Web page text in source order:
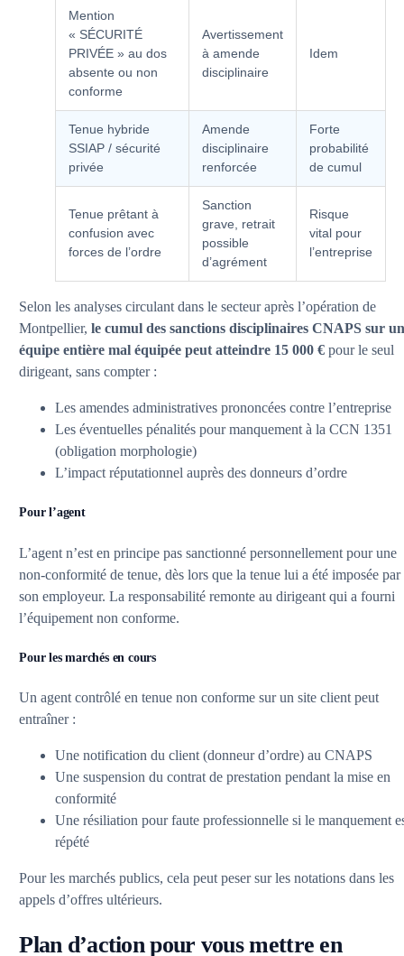
Mention
« SÉCURITÉ
PRIVÉE » au dos
absente ou non
conforme
Avertissement
à amende
disciplinaire
Idem
Tenue hybride
SSIAP / sécurité
privée
Amende
disciplinaire
renforcée
Forte
probabilité
de cumul
Tenue prêtant à
confusion avec
forces de l’ordre
Sanction
grave, retrait
possible
d’agrément
Risque
vital pour
l’entreprise
Selon les analyses circulant dans le secteur après l’opération de
Montpellier,le cumul des sanctions disciplinaires CNAPS sur
équipe entière mal équipée peut atteindre 15 000 € pour le seul
dirigeant, sans compter :
Les amendes administratives prononcées contre l’entreprise
Les éventuelles pénalités pour manquement à la CCN 1351
(obligation morphologie)
L’impact réputationnel auprès des donneurs d’ordre
Pour l’agent
L’agent n’est en principe pas sanctionné personnellement pour une
non-conformité de tenue, dès lors que la tenue lui a été imposée par
son employeur. La responsabilité remonte au dirigeant qui a fourni
l’équipement non conforme.
Pour les marchés en cours
Un agent contrôlé en tenue non conforme sur un site client peut
entraîner :
Une notification du client (donneur d’ordre) au CNAPS
Une suspension du contrat de prestation pendant la mise en
conformité
Une résiliation pour faute professionnelle si le manquement
répété
Pour les marchés publics, cela peut peser sur les notations dans les
appels d’offres ultérieurs.
Plan d’action pour vous mettre en